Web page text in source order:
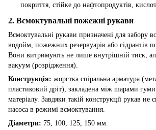
покриття, стійке до нафтопродуктів, кислот
2. Всмоктувальні пожежні рукави
Всмоктувальні рукави призначені для забору
водойм, пожежних резервуарів або гідрантів
Вони витримують не лише внутрішній тиск,
вакуум (розрідження).
Конструкція: жорстка спіральна арматура
пластиковий дріт), закладена між шарами
матеріалу. Завдяки такій конструкції рукав не
насоса в режимі всмоктування.
Діаметри: 75, 100, 125, 150 мм.